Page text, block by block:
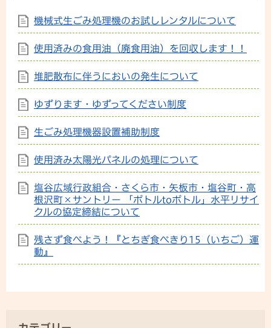
機械式生ごみ処理機のお試しレンタルについて
使用済みの食用油（廃食用油）を回収します！！
堆肥散布に伴うにおいの発生について
ゆずります・ゆずってください制度
生ごみ処理機器設置補助制度
使用済み太陽光パネルの処理について
塩谷広域行政組合・さくら市・矢板市・塩谷町・高
根沢町×サントリー 「ボトルtoボトル」水平リサイ
クルの協定締結について
残さず食べよう！『とちぎ食べきり15（いちご）運
動』